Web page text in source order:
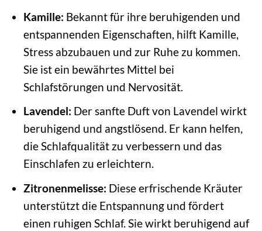
Kamille: Bekannt für ihre beruhigenden und
entspannenden Eigenschaften, hilft Kamille,
Stress abzubauen und zur Ruhe zu kommen.
Sie ist ein bewährtes Mittel bei
Schlafstörungen und Nervosität.
Lavendel: Der sanfte Duft von Lavendel wirkt
beruhigend und angstlösend. Er kann helfen,
die Schlafqualität zu verbessern und das
Einschlafen zu erleichtern.
Zitronenmelisse: Diese erfrischende Kräuter
unterstützt die Entspannung und fördert
einen ruhigen Schlaf. Sie wirkt beruhigend auf